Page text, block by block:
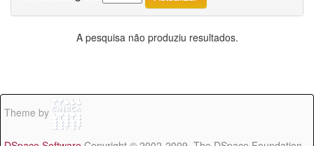
A pesquisa não produziu resultados.
Theme by